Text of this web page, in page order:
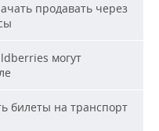
продавать через
могут
билеты на транспорт